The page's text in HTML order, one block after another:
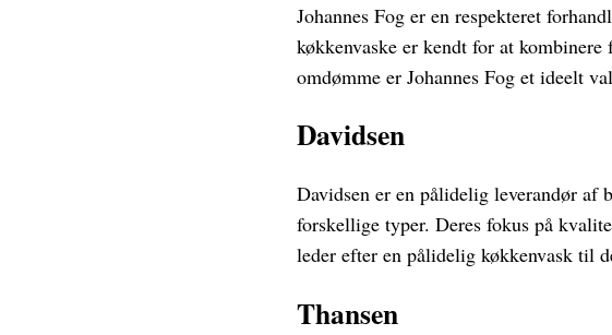
Johannes Fog er en respekteret
køkkenvaske er kendt for at
omdømme er Johannes Fog et ideelt
Davidsen
Davidsen er en pålidelig leverandør af
forskellige typer. Deres fokus på
leder efter en pålidelig køkkenvask til
Thansen